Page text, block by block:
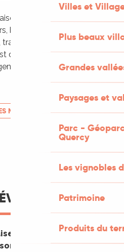
Villes et
Plus beaux
Grandes
Paysages et
Parc -
Quercy
Les vignobles
Patrimoine
Produits du
de ses animations :
brocantes, fêtes votives,
sportifs… Vous l’aurez
de mise, alors tous à vos
!
LA SUITE
MANIFESTATIONS
en vous invitant à des
étonnantes !